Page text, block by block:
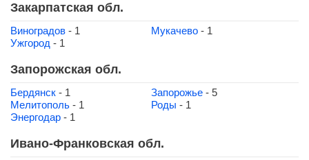
Закарпатская обл.
Виноградов - 1 Мукачево - 1
Ужгород - 1
Запорожская обл.
Бердянск - 1 Запорожье - 5
Мелитополь - 1 Роды - 1
Энергодар - 1
Ивано-Франковская обл.